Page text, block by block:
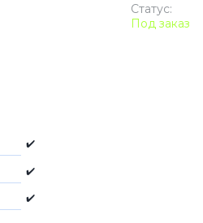
Статус:
Под заказ
✔️
✔️
✔️